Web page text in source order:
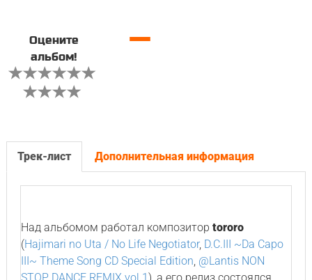
Оцените
альбом!
—
Трек-лист Дополнительная информация
Над альбомом работал композитор tororo
(Hajimari no Uta / No Life Negotiator, D.C.III ~Da Capo
III~ Theme Song CD Special Edition, @Lantis NON